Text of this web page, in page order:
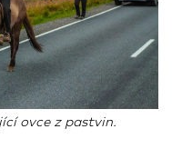
ovce z pastvin.